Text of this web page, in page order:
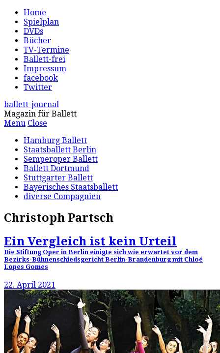
Home
Spielplan
DVDs
Bücher
TV-Termine
Ballett-frei
Impressum
facebook
Twitter
ballett-journal
Magazin für Ballett
Menu Close
Hamburg Ballett
Staatsballett Berlin
Semperoper Ballett
Ballett Dortmund
Stuttgarter Ballett
Bayerisches Staatsballett
diverse Compagnien
Christoph Partsch
Ein Vergleich ist kein Urteil
Die Stiftung Oper in Berlin einigte sich wie erwartet vor dem
Bezirks-Bühnenschiedsgericht Berlin-Brandenburg mit Chloé
Lopes Gomes
22. April 2021